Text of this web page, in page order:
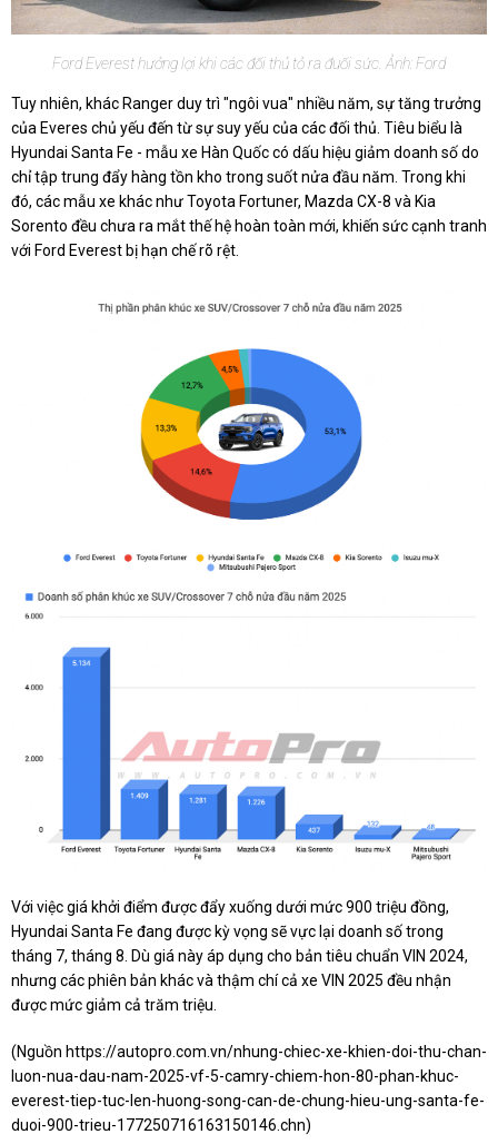
Ford Everest hưởng lợi khi các đối thủ tỏ ra đuối sức. Ảnh: Ford
Tuy nhiên, khác Ranger duy trì "ngôi vua" nhiều năm, sự tăng trưởng
của Everes chủ yếu đến từ sự suy yếu của các đối thủ. Tiêu biểu là
Hyundai Santa Fe - mẫu xe Hàn Quốc có dấu hiệu giảm doanh số do
chỉ tập trung đẩy hàng tồn kho trong suốt nửa đầu năm. Trong khi
đó, các mẫu xe khác như Toyota Fortuner, Mazda CX-8 và Kia
Sorento đều chưa ra mắt thế hệ hoàn toàn mới, khiến sức cạnh tranh
với Ford Everest bị hạn chế rõ rệt.
Với việc giá khởi điểm được đẩy xuống dưới mức 900 triệu đồng,
Hyundai Santa Fe đang được kỳ vọng sẽ vực lại doanh số trong
tháng 7, tháng 8. Dù giá này áp dụng cho bản tiêu chuẩn VIN 2024,
nhưng các phiên bản khác và thậm chí cả xe VIN 2025 đều nhận
được mức giảm cả trăm triệu.
(Nguồn https://autopro.com.vn/nhung-chiec-xe-khien-doi-thu-chan-
luon-nua-dau-nam-2025-vf-5-camry-chiem-hon-80-phan-khuc-
everest-tiep-tuc-len-huong-song-can-de-chung-hieu-ung-santa-fe-
duoi-900-trieu-177250716163150146.chn)